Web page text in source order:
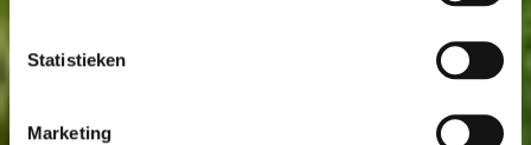
Statistieken
Marketing